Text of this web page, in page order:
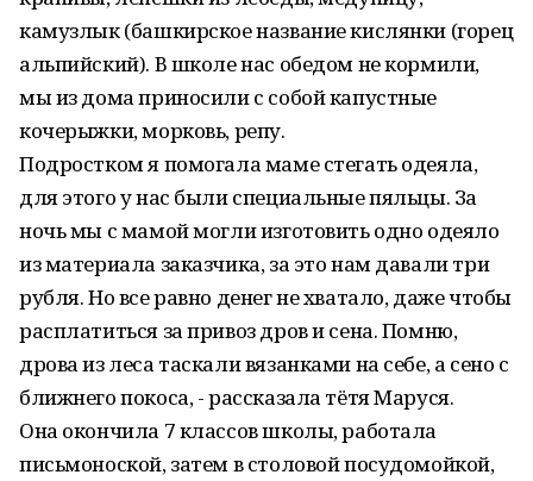
камузлык (башкирское название кислянки (горец
альпийский). В школе нас обедом не кормили,
мы из дома приносили с собой капустные
кочерыжки, морковь, репу.
Подростком я помогала маме стегать одеяла,
для этого у нас были специальные пяльцы. За
ночь мы с мамой могли изготовить одно одеяло
из материала заказчика, за это нам давали три
рубля. Но все равно денег не хватало, даже чтобы
расплатиться за привоз дров и сена. Помню,
дрова из леса таскали вязанками на себе, а сено с
ближнего покоса, - рассказала тётя Маруся.
Она окончила 7 классов школы, работала
письмоноской, затем в столовой посудомойкой,